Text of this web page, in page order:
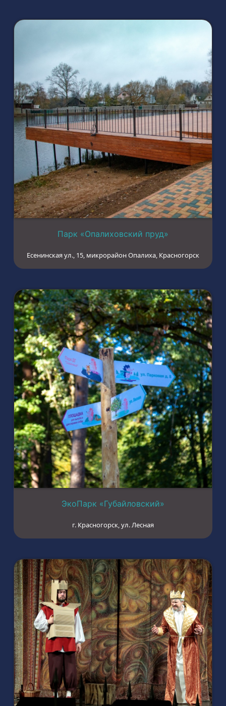
Парк «Опалиховский пруд»
Есенинская ул., 15, микрорайон Опалиха, Красногорск
ЭкоПарк «Губайловский»
г. Красногорск, ул. Лесная